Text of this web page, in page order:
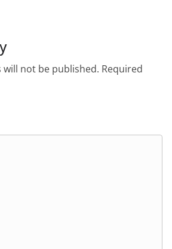
will not be published. Required